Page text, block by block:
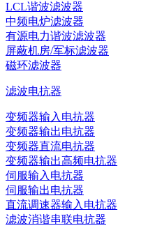
LCL谐波滤波器
中频电炉滤波器
有源电力谐波滤波器
屏蔽机房/军标滤波器
磁环滤波器
滤波电抗器
变频器输入电抗器
变频器输出电抗器
变频器直流电抗器
变频器输出高频电抗器
伺服输入电抗器
伺服输出电抗器
直流调速器输入电抗器
滤波消谐串联电抗器